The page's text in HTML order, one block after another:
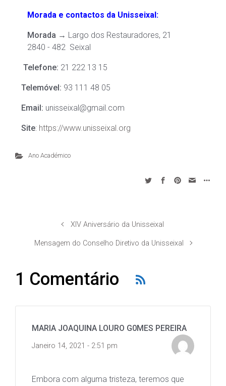
Morada e contactos da Unisseixal:
Morada → Largo dos Restauradores, 21
2840 - 482 Seixal
Telefone: 21 222 13 15
Telemóvel: 93 111 48 05
Email: unisseixal@gmail.com
Site: https://www.unisseixal.org
Ano Académico
XIV Aniversário da Unisseixal
Mensagem do Conselho Diretivo da Unisseixal
1 Comentário
MARIA JOAQUINA LOURO G0MES PEREIRA
Janeiro 14, 2021 - 2:51 pm
Embora com alguma tristeza, teremos que